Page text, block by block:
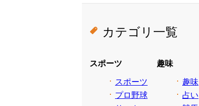
カテゴリ一覧
スポーツ
スポーツ
プロ野球
趣味
趣味
占い